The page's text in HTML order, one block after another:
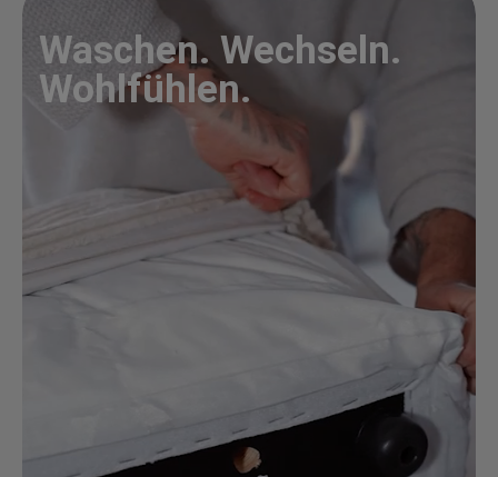
Waschen. Wechseln.
Wohlfühlen.